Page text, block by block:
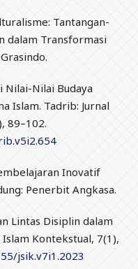
Tantangan-
dalam Transformasi
Nilai-Nilai Budaya
Islam. Tadrib: Jurnal
89–102.
Inovatif
Penerbit Angkasa.
Lintas Disiplin dalam
Kontekstual, 7(1),
jsik.v7i1.2023